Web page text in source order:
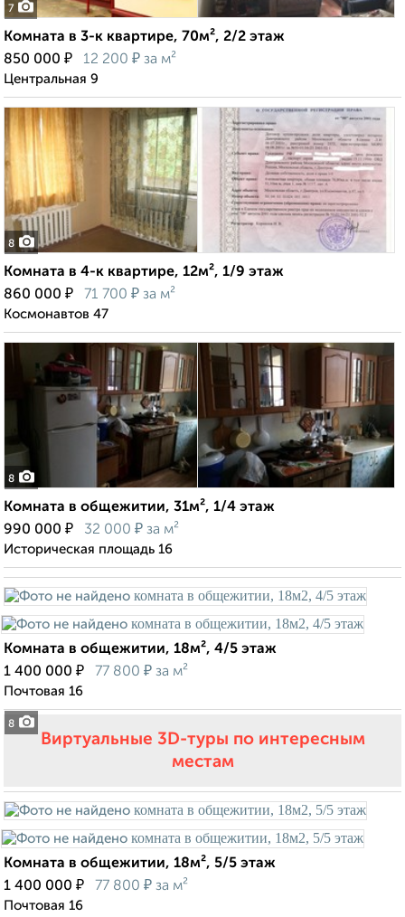
7
Комната в 3-к квартире, 70м², 2/2 этаж
850 000 ₽ 12 200 ₽ за м²
Центральная 9
8
Комната в 4-к квартире, 12м², 1/9 этаж
860 000 ₽ 71 700 ₽ за м²
Космонавтов 47
8
Комната в общежитии, 31м², 1/4 этаж
990 000 ₽ 32 000 ₽ за м²
Историческая площадь 16
8
Комната в общежитии, 18м², 4/5 этаж
1 400 000 ₽ 77 800 ₽ за м²
Почтовая 16
Виртуальные 3D-туры по интересным
местам
Комната в общежитии, 18м², 5/5 этаж
1 400 000 ₽ 77 800 ₽ за м²
Почтовая 16